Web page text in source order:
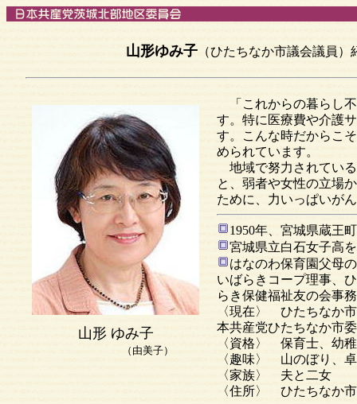
山形ゆみ子 （ひたちなか市議会議員
山形 ゆみ子
（由美子）
「これからの暮らし
す。特に医療費や介護
す。こんな時だからこ
められています。
地域で努力されてい
と、弱者や女性の立場
ために、力いっぱいが
1950年、宮城県蔵王
宮城県立白石女子高
はなのわ保育園父母
いばらきコープ理事、
らき保健福祉友の会事
〈現在〉 ひたちなか
本共産党ひたちなか市
〈資格〉 保育士、幼
〈趣味〉 山のぼり、
〈家族〉 夫と二女
〈住所〉 ひたちなか